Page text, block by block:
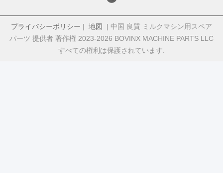
プライバシーポリシー | 地図
| 中国 良質 ミルクマシン用スペア
パーツ 提供者 著作権 2023-2026 BOVINX MACHINE PARTS LLC
すべての権利は保護されています.